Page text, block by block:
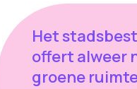
Het
offert alweer
groene